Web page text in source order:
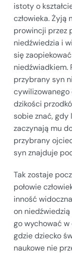
istoty o
człowieka. Żyją
prowincji przez
niedźwiedzia i
się
niedźwiadkiem.
przybrany syn
cywilizowanego
dzikości
sobie znać, gdy
zaczynają mu
przybrany
syn znajduje
Tak zostaje
połowie
inność
on
go wychować w
gdzie dziecko
naukowe nie